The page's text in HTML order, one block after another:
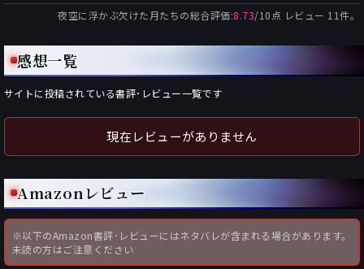
夜空に浮かぶ欠けた月たちの総合評価:8.73/10点 レビュー 11件。
感想一覧
サイトに投稿されている書評･レビュー一覧です
現在レビューがありません
Amazonレビュー
※以下のAmazon書評･レビューにはネタバレが含まれる場合があります。
未読の方はご注意ください